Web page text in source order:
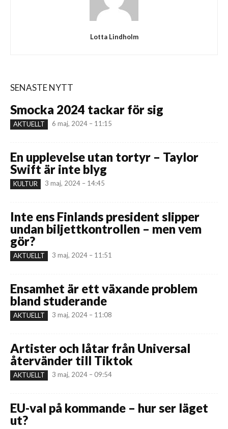
Lotta Lindholm
SENASTE NYTT
Smocka 2024 tackar för sig
AKTUELLT 6 maj, 2024 – 11:15
En upplevelse utan tortyr – Taylor
Swift är inte blyg
KULTUR 3 maj, 2024 – 14:45
Inte ens Finlands president slipper
undan biljettkontrollen – men vem
gör?
AKTUELLT 3 maj, 2024 – 11:51
Ensamhet är ett växande problem
bland studerande
AKTUELLT 3 maj, 2024 – 11:08
Artister och låtar från Universal
återvänder till Tiktok
AKTUELLT 3 maj, 2024 – 09:54
EU-val på kommande – hur ser läget
ut?